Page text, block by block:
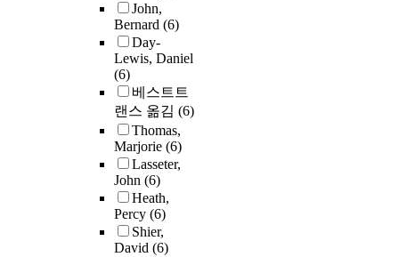
John,
Bernard (6)
Day-
Lewis, Daniel
(6)
베스트트
랜스 옮김 (6)
Thomas,
Marjorie (6)
Lasseter,
John (6)
Heath,
Percy (6)
Shier,
David (6)